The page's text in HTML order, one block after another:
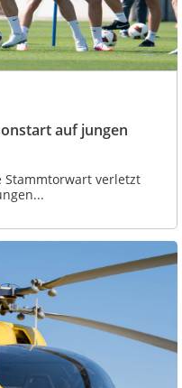
auf jungen
Stammtorwart verletzt